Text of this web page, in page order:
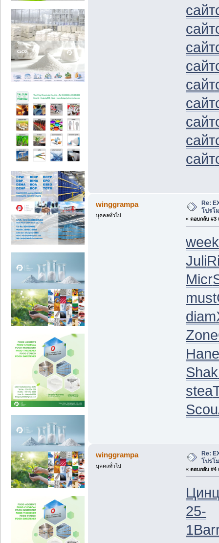
сайт
сайт
сайт
сайт
сайт
сайт
сайт
сайт
сайт
winggrampa
บุคคลทั่วไป
Re:
โปรโ
« ตอบกลับ #3
week
Juli
Micr
must
diam
Zone
Hane
Shak
stea
Scou
winggrampa
บุคคลทั่วไป
Re:
โปรโ
« ตอบกลับ #4
25-
1